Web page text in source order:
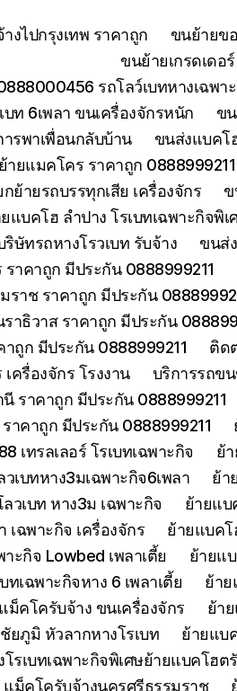
ไปกรุงเทพ ราคาถูก
ขนย้ายข
ขนย้ายเกรดเดอ
รถโลว์เบทหางเฉพา
ท 6เพลา ขนเครื่องจักรหนัก
ข
รพาเพื่อนกลับบ้าน
ขนส่งแบคโ
ยแมคโคร ราคาถูก 0888999211
ายรถบรรทุกเสีย เครื่องจักร
ข
บคโฮ ลำปาง โรเบทเฉพาะกิจพิเ
ษัทรถหางโรวเบท รับจ้าง
ขนส่
าคาถูก มีประกัน 0888999211
าช ราคาถูก มีประกัน
าธิวาส ราคาถูก มีประกัน
ถูก มีประกัน 0888999211
ติด
ครื่องจักร โรงงาน
บริการรถข
ราคาถูก มีประกัน 0888999211
คาถูก มีประกัน 0888999211
เทรลเลอร์ โรเบทเฉพาะกิจ
ย้
เบทหาง3มเฉพาะกิจ6เพลา
ย้า
วเบท หาง3ม เฉพาะกิจ
ย้ายแบ
เฉพาะกิจ เครื่องจักร
ย้ายแบคโ
ะกิจ Lowbed เพลาเตี้ย
ย้ายแ
เฉพาะกิจหาง 6 เพลาเตี้ย
ย้าย
คโครับจ้าง ขนเครื่องจักร
ย้า
ภูมิ หัวลากหางโรเบท
ย้ายแบ
รเบทเฉพาะกิจพิเศษย้ายแบคโฮต
ม็คโครับจ้างนครศรีธรรมราช